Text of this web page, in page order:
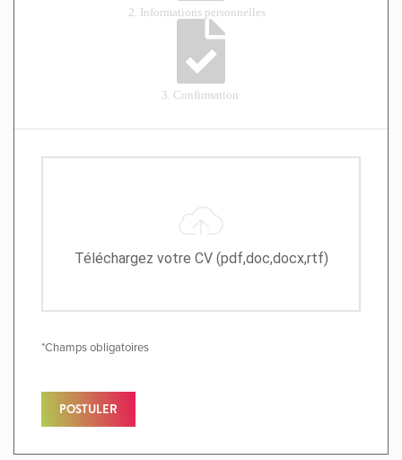
Téléchargez votre CV (pdf,doc,docx,rtf)
*Champs obligatoires
POSTULER